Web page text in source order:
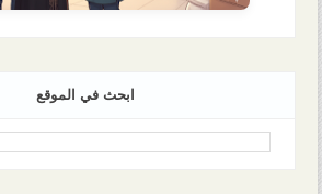
ابحث في الموقع